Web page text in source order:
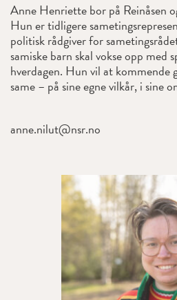
Anne Henriette bor på Reinåsen
Hun er tidligere
politisk rådgiver for
samiske barn skal vokse opp med
hverdagen. Hun vil at kommende
same – på sine egne vilkår, i sine
anne.nilut@nsr.no